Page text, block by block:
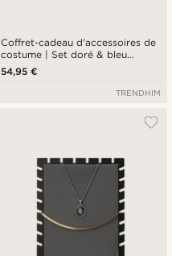
Coffret-cadeau d'accessoires de
costume | Set doré & bleu
Paisley
54,95 €
TRENDHIM